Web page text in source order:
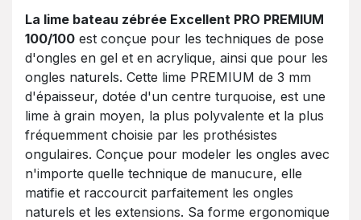
La lime bateau zébrée Excellent PRO PREMIUM
100/100 est conçue pour les techniques de pose
d'ongles en gel et en acrylique, ainsi que pour les
ongles naturels. Cette lime PREMIUM de 3 mm
d'épaisseur, dotée d'un centre turquoise, est une
lime à grain moyen, la plus polyvalente et la plus
fréquemment choisie par les prothésistes
ongulaires. Conçue pour modeler les ongles avec
n'importe quelle technique de manucure, elle
matifie et raccourcit parfaitement les ongles
naturels et les extensions. Sa forme ergonomique